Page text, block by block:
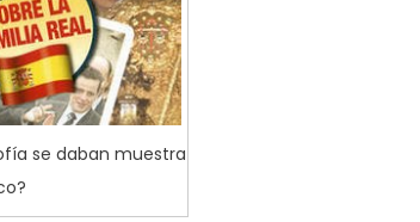
se daban muestra